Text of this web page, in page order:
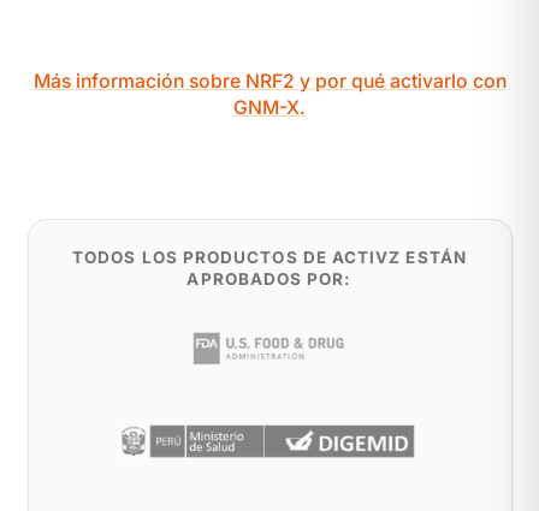
Más información sobre NRF2 y por qué activarlo con
GNM-X.
TODOS LOS PRODUCTOS DE ACTIVZ ESTÁN
APROBADOS POR: